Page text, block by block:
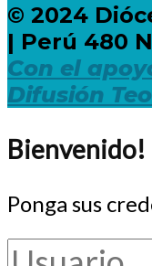
© 2024
| Perú 480
Con el
Difusión
Bienvenido!
Ponga sus